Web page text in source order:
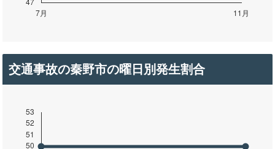
交通事故の秦野市の曜日別発生割合